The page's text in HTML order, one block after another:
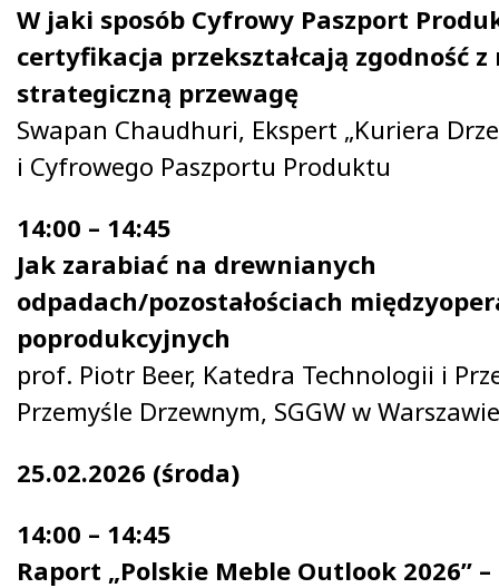
W jaki sposób Cyfrowy Paszport
certyfikacja przekształcają zgodność
strategiczną przewagę
Swapan Chaudhuri, Ekspert „Kuriera
i Cyfrowego Paszportu Produktu
14:00 – 14:45
Jak zarabiać na drewnianych
odpadach/pozostałościach
poprodukcyjnych
prof. Piotr Beer, Katedra Technologii i
Przemyśle Drzewnym, SGGW w Warszawie
25.02.2026 (środa)
14:00 – 14:45
Raport „Polskie Meble Outlook 2026”